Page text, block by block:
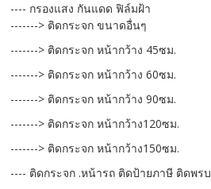
---- กรองแสง กันแดด ฟิล์มฝ้า
-------> ติดกระจก ขนาดอื่นๆ
-------> ติดกระจก หน้ากว้าง 45ซม.
-------> ติดกระจก หน้ากว้าง 60ซม.
-------> ติดกระจก หน้ากว้าง 90ซม.
-------> ติดกระจก หน้ากว้าง120ซม.
-------> ติดกระจก หน้ากว้าง150ซม.
---- ติดกระจก .หน้ารถ ติดป้ายภาษี ติดพรบ